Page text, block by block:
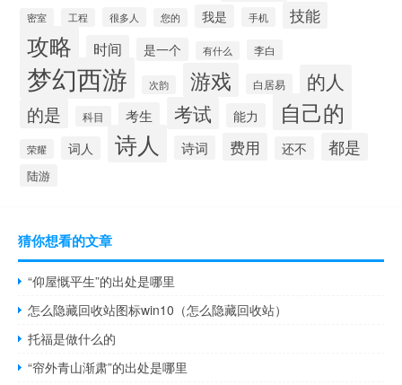
密室 工程 很多人 您的 我是 手机 技能
攻略 时间 是一个 有什么 李白
梦幻西游 次韵 游戏 白居易 的人
的是 科目 考生 考试 能力 自己的
荣耀 词人 诗人 诗词 费用 还不 都是
陆游
猜你想看的文章
“仰屋慨平生”的出处是哪里
怎么隐藏回收站图标win10（怎么隐藏回收站）
托福是做什么的
“帘外青山渐肃”的出处是哪里